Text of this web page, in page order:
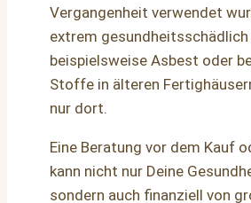
Vergangenheit verwendet
extrem gesundheitsschädlich
beispielsweise Asbest oder
Stoffe in älteren
nur dort.
Eine Beratung vor dem Kauf
kann nicht nur Deine
sondern auch finanziell von